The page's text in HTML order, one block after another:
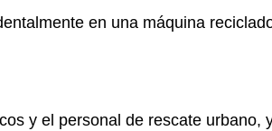
en una máquina
y el personal de rescate urbano,